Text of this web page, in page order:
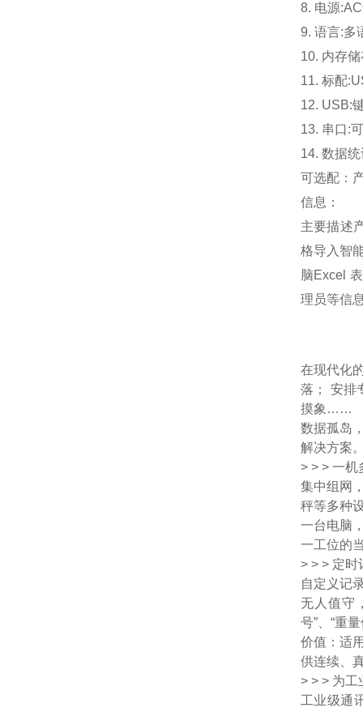
8. 电源
9. 语言:多
10. 内存
11. 标配
12. USB:
13. 串口:
14. 数据
可选配：
信息：
主要描述
格导入智
脑Excel
理员等信
在现代化
落； 安排
摸象……
数据孤岛
解决方案
> > > 一
集中组网
秤等多种
一台电脑
一工位的
> > > 定
自定义记
无人值守
号”、“重
价值：适
供连续、
> > > 为工
工业级通